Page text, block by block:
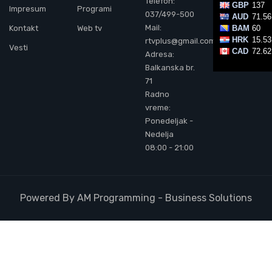
Impresum
Kontakt
Vesti
Programi
Web tv
037/499-500
Mail:
rtvplus@gmail.com
Adresa:
Balkanska br.
71
Radno
vreme:
Ponedeljak -
Nedelja
08:00 - 21:00
Powered By AM Programming - Business Solutions